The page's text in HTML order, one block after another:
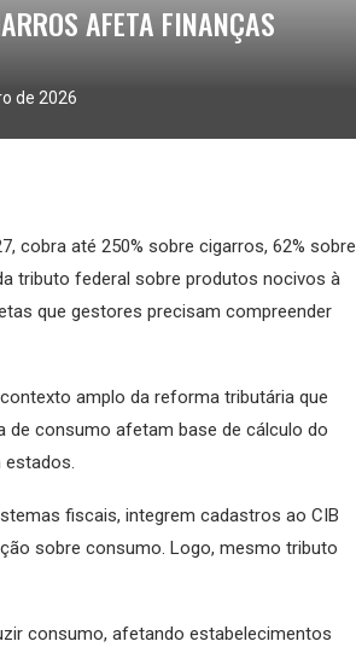
AFETA FINANÇAS
de 2026
cobra até 250% sobre cigarros, 62% sobre
tributo federal sobre produtos nocivos à
que gestores precisam compreender
amplo da reforma tributária que
de consumo afetam base de cálculo do
estados.
fiscais, integrem cadastros ao CIB
sobre consumo. Logo, mesmo tributo
consumo, afetando estabelecimentos